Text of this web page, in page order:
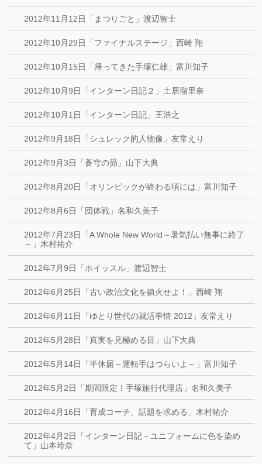
2012年11月12日「まつりごと」渡辺智士
2012年10月29日「ファイナルステージ」西崎 翔
2012年10月15日「帰ってきた手塚仁雄」富川知子
2012年10月9日「インターン日記２」土居瑠里奈
2012年10月1日「インターン日記」王浩之
2012年9月18日「シュレック的人物像」友常えり
2012年9月3日「蒼穹の昴」山下大典
2012年8月20日「オリンピックが終わる頃には」富川知子
2012年8月6日「団体戦」名和久美子
2012年7月23日「A Whole New World～暑気払い無事に終了
～」木村祐介
2012年7月9日「ホイッスル」渡辺智士
2012年6月25日「古い政治文化を鎮火せよ！」西崎 翔
2012年6月11日「ゆとり世代の就活事情 2012」友常えり
2012年5月28日「真実を見極める目」山下大典
2012年5月14日「半休届～運転手はつらいよ～」富川知子
2012年5月2日「期間限定！手塚旅行代理店」名和久美子
2012年4月16日「育成コーチ、話題を求める」木村祐介
2012年4月2日「インターン日記－ユニフォームに色を染め
て」山本玲奈